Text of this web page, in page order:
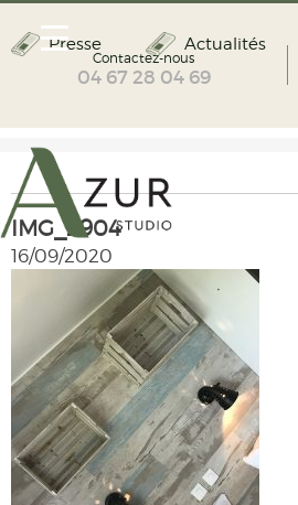
Contactez-nous
04 67 28 04 69
Presse Actualités
IMG_2904
16/09/2020